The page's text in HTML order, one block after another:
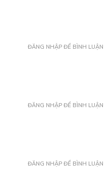
ĐĂNG NHẬP ĐỂ BÌNH LUẬN
ĐĂNG NHẬP ĐỂ BÌNH LUẬN
ĐĂNG NHẬP ĐỂ BÌNH LUẬN